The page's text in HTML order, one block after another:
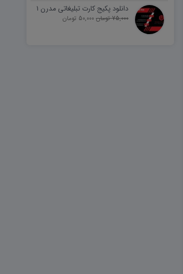
دانلود پکیج کارت تبلیغاتی مدرن ۱
75,000 تومان 50,000 تومان